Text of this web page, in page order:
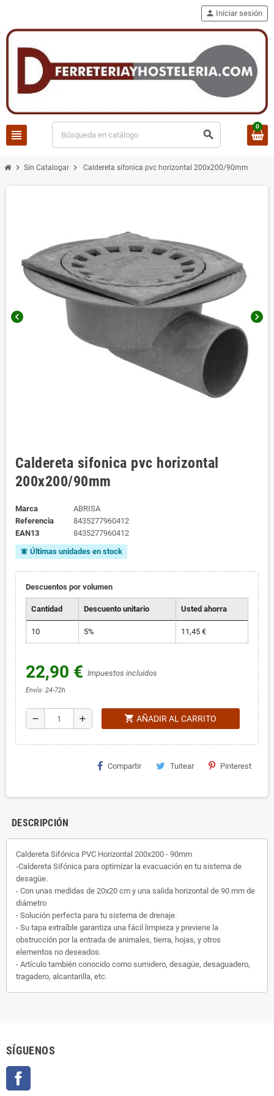
view_headline search
person Iniciar sesión
0
chevron_right Sin Catalogar chevron_right Caldereta sifonica pvc horizontal 200x200/90mm
chevron_left chevron_right
Caldereta sifonica pvc horizontal
200x200/90mm
Marca
ABRISA
Referencia
8435277960412
EAN13
8435277960412
notifications_active Últimas unidades en stock
Descuentos por volumen
Cantidad Descuento unitario Usted ahorra
10 5% 11,45 €
22,90 € Impuestos incluidos
Envío: 24-72h
remove add shopping_cart AÑADIR AL CARRITO
Compartir Tuitear Pinterest
DESCRIPCIÓN
Caldereta Sifónica PVC Horizontal 200x200 - 90mm
-Caldereta Sifónica para optimizar la evacuación en tu sistema de
desagüe.
- Con unas medidas de 20x20 cm y una salida horizontal de 90 mm de
diámetro
- Solución perfecta para tu sistema de drenaje.
- Su tapa extraíble garantiza una fácil limpieza y previene la
obstrucción por la entrada de animales, tierra, hojas, y otros
elementos no deseados.
- Artículo también conocido como sumidero, desagüe, desaguadero,
tragadero, alcantarilla, etc.
SÍGUENOS